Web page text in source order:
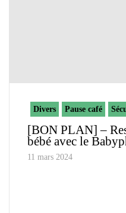
Divers Pause café
[BON PLAN] –
bébé avec le
11 mars 2024